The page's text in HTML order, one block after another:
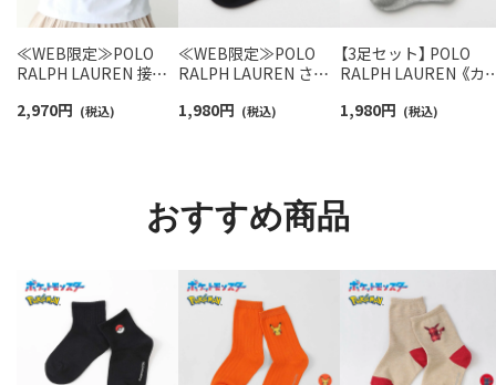
≪WEB限定≫POLO
RALPH LAUREN 接触
ームカバー ＆ レッグウ
2,970円 (税込)
≪WEB限定≫POLO
RALPH LAUREN さら
スニーカー丈ソックス
1,980円 (税込)
【3足セット】 POLO
RALPH LAUREN 《カ
ンポイントソックス
1,980円 (税込)
おすすめ商品